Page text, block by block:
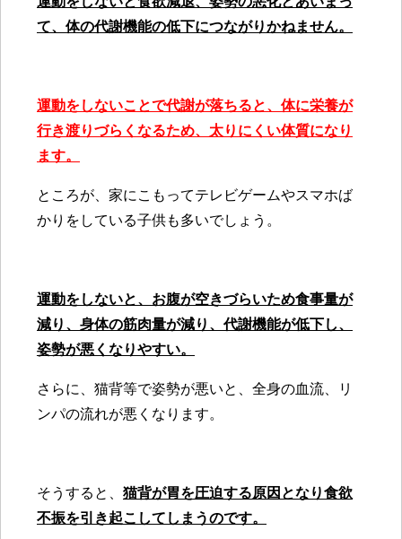
て、体の代謝機能の低下につながりかねません。
運動をしないことで代謝が落ちると、体に栄養が
行き渡りづらくなるため、太りにくい体質になり
ます。
ところが、家にこもってテレビゲームやスマホば
かりをしている子供も多いでしょう。
運動をしないと、お腹が空きづらいため食事量が
減り、身体の筋肉量が減り、代謝機能が低下し、
姿勢が悪くなりやすい。
さらに、猫背等で姿勢が悪いと、全身の血流、リ
ンパの流れが悪くなります。
そうすると、 猫背が胃を圧迫する原因となり食欲
不振を引き起こしてしまうのです。